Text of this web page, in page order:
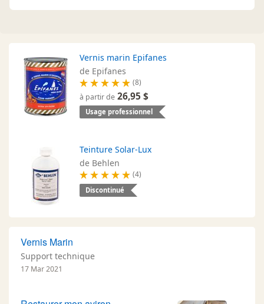
Vernis marin Epifanes
de Epifanes
(8)
à partir de 26,95 $
Usage professionnel
Teinture Solar-Lux
de Behlen
(4)
Discontinué
Vernis Marin
Support technique
17 Mar 2021